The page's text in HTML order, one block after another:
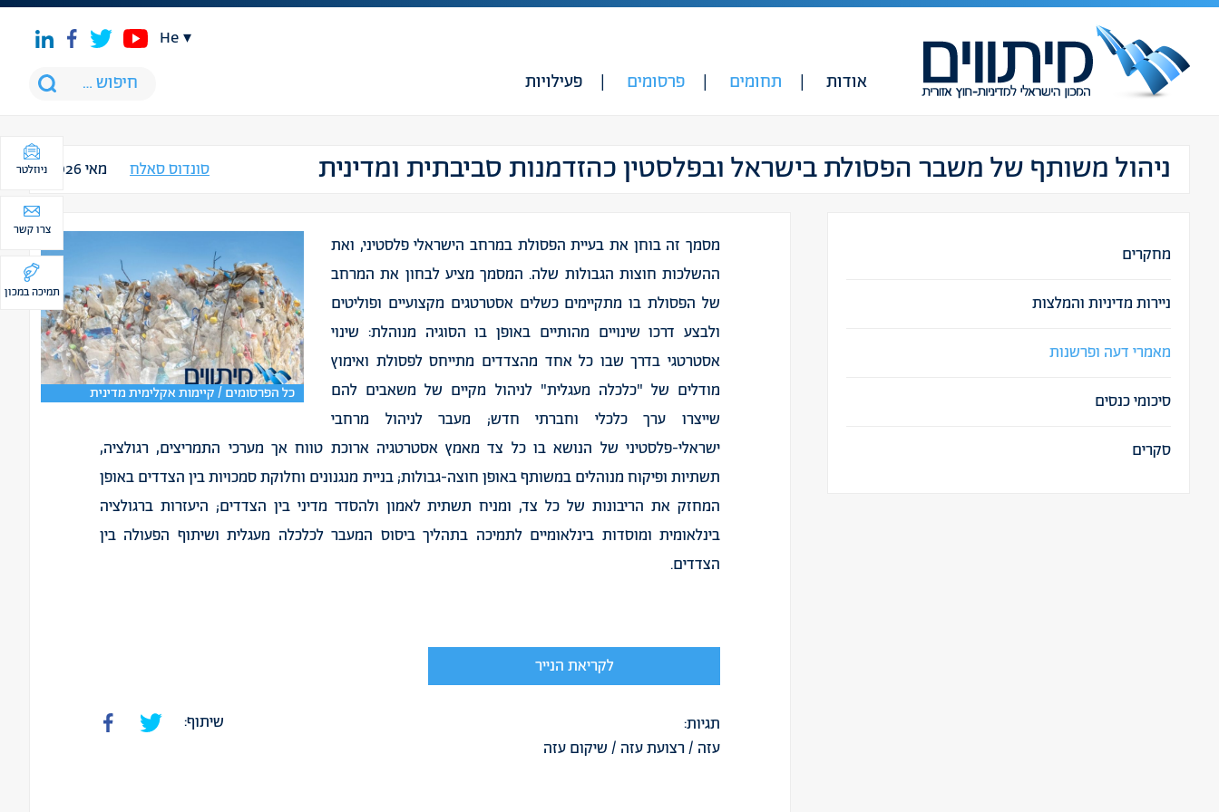
אודות תחומים פרסומים פעילויות
he
ניהול משותף של משבר הפסולת בישראל ובפלסטין כהזדמנות סביבתית ומדינית סונדוס סאלח מאי 2026
כל הפרסומים / קיימות אקלימית מדינית
מסמך זה בוחן את בעיית הפסולת במרחב הישראלי פלסטיני, ואת
ההשלכות חוצות הגבולות שלה. המסמך מציע לבחון את המרחב
של הפסולת בו מתקיימים כשלים אסטרטגים מקצועיים ופוליטים
ולבצע דרכו שינויים מהותיים באופן בו הסוגיה מנוהלת: שינוי
אסטרטגי בדרך שבו כל אחד מהצדדים מתייחס לפסולת ואימוץ
מודלים של "כלכלה מעגלית" לניהול מקיים של משאבים להם
שייצרו ערך כלכלי וחברתי חדש; מעבר לניהול מרחבי
ישראלי-פלסטיני של הנושא בו כל צד מאמץ אסטרטגיה ארוכת טווח אך מערכי התמריצים, רגולציה,
תשתיות ופיקוח מנוהלים במשותף באופן חוצה-גבולות; בניית מנגנונים וחלוקת סמכויות בין הצדדים באופן
המחזק את הריבונות של כל צד, ומניח תשתית לאמון ולהסדר מדיני בין הצדדים; היעזרות ברגולציה
בינלאומית ומוסדות בינלאומיים לתמיכה בתהליך ביסוס המעבר לכלכלה מעגלית ושיתוף הפעולה בין
הצדדים.
לקריאת הנייר
שיתוף:
תגיות:
עזה /רצועת עזה / שיקום עזה
מחקרים
ניירות מדיניות והמלצות
מאמרי דעה ופרשנות
סיכומי כנסים
סקרים
ניוזלטר
צרו קשר
תמיכה במכון